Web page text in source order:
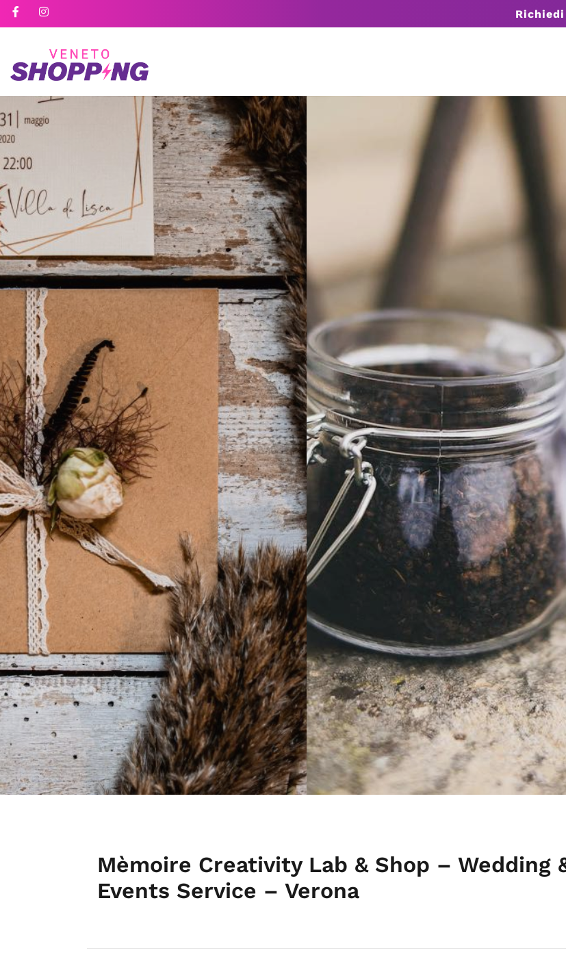
Mèmoire Creativity Lab & Shop – Wedding
Events Service – Verona